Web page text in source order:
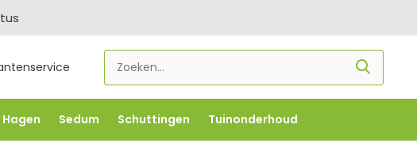
Hagen Sedum Schuttingen Tuinonderhoud
vanaf €500 -FLOWBO500 -7,5% vanaf €1000 -